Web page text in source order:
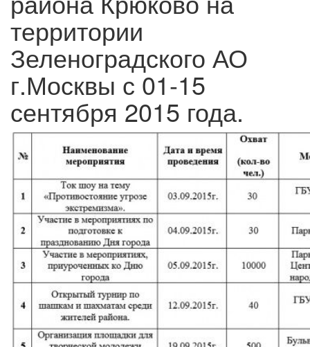
территории
Зеленоградского АО
г.Москвы с 01-15
сентября 2015 года.